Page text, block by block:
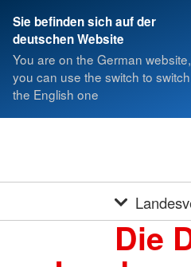
Sie befinden sich auf der
deutschen Website
You are on the German website,
you can use the switch to
the English one
Die